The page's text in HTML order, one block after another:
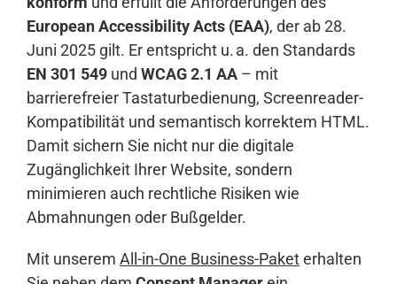
European Accessibility Acts (EAA), der ab 28.
Juni 2025 gilt. Er entspricht u. a. den Standards
EN 301 549 und WCAG 2.1 AA – mit
barrierefreier Tastaturbedienung, Screenreader-
Kompatibilität und semantisch korrektem HTML.
Damit sichern Sie nicht nur die digitale
Zugänglichkeit Ihrer Website, sondern
minimieren auch rechtliche Risiken wie
Abmahnungen oder Bußgelder.
Mit unserem All-in-One Business-Paketerhalten